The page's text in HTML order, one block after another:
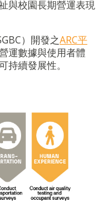
與校園長期營運表現
）開發之ARC平
運數據與使用者體
持續發展性。